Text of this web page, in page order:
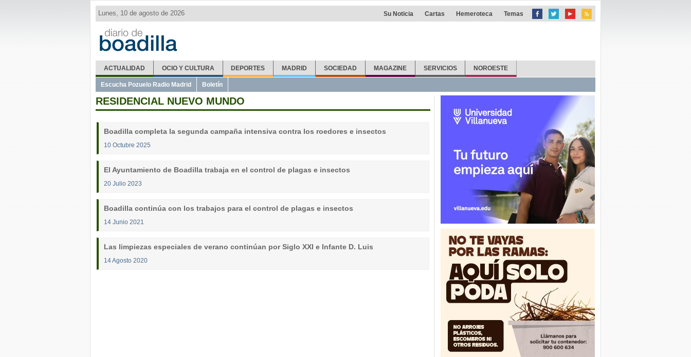
Lunes, 10 de agosto de 2026 Su Noticia Cartas Hemeroteca Temas
ACTUALIDAD OCIO Y CULTURA DEPORTES MADRID SOCIEDAD MAGAZINE SERVICIOS NOROESTE
Escucha Pozuelo Radio Madrid Boletín
RESIDENCIAL NUEVO MUNDO
Boadilla completa la segunda campaña intensiva contra los roedores e insectos
10 Octubre 2025
El Ayuntamiento de Boadilla trabaja en el control de plagas e insectos
20 Julio 2023
Boadilla continúa con los trabajos para el control de plagas e insectos
14 Junio 2021
Las limpiezas especiales de verano continúan por Siglo XXI e Infante D. Luis
14 Agosto 2020